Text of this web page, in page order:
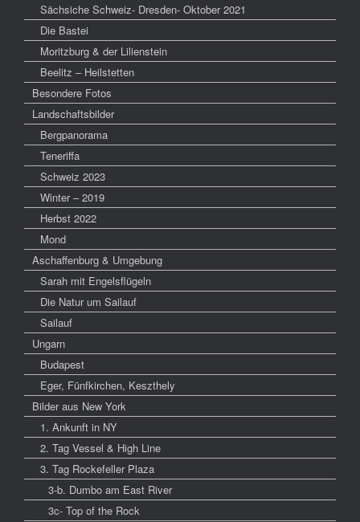
Sächsiche Schweiz- Dresden- Oktober 2021
Die Bastei
Moritzburg & der Lilienstein
Beelitz – Heilstetten
Besondere Fotos
Landschaftsbilder
Bergpanorama
Teneriffa
Schweiz 2023
Winter – 2019
Herbst 2022
Mond
Aschaffenburg & Umgebung
Sarah mit Engelsflügeln
Die Natur um Sailauf
Sailauf
Ungarn
Budapest
Eger, Fünfkirchen, Keszthely
Bilder aus New York
1. Ankunft in NY
2. Tag Vessel & High Line
3. Tag Rockefeller Plaza
3-b. Dumbo am East River
3c- Top of the Rock